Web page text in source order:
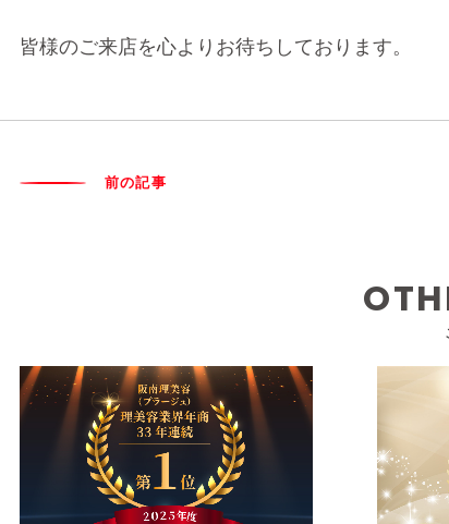
皆様のご来店を心よりお待ちしております。
前の記事